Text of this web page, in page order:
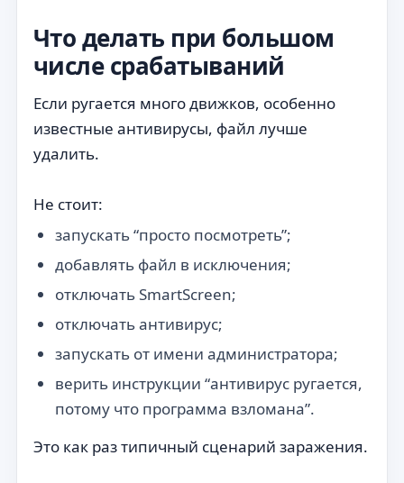
Что делать при большом
числе срабатываний
Если ругается много движков, особенно
известные антивирусы, файл лучше
удалить.
Не стоит:
запускать “просто посмотреть”;
добавлять файл в исключения;
отключать SmartScreen;
отключать антивирус;
запускать от имени администратора;
верить инструкции “антивирус ругается,
потому что программа взломана”.
Это как раз типичный сценарий заражения.